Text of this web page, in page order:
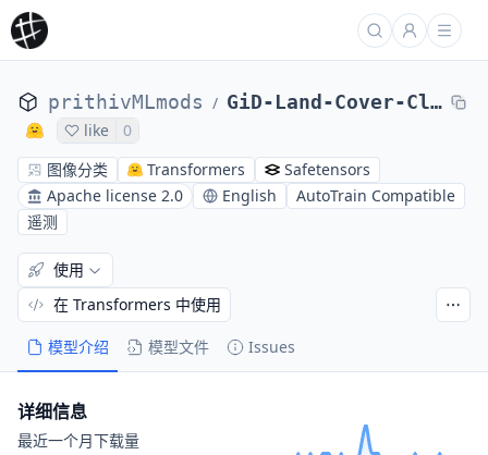
prithivMLmods / GiD-Land-Cover-Classification
like
0
图像分类
Transformers
Safetensors
Apache license 2.0
English
AutoTrain Compatible
遥测
模型介绍 模型文件 Issues
使用
在 Transformers 中使用
详细信息
最近一个月下载量